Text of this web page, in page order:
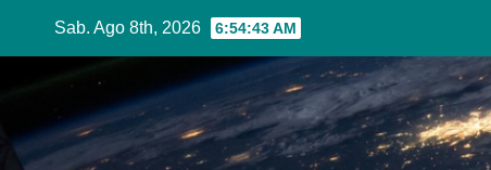
Sab. Ago 8th, 2026 6:54:44 AM